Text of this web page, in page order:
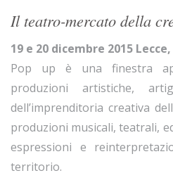
Il teatro-mercato della
19 e 20 dicembre 2015
Pop up è una finestra
produzioni artistiche,
dell’imprenditoria creativa
produzioni musicali, teatrali,
espressioni e
territorio.